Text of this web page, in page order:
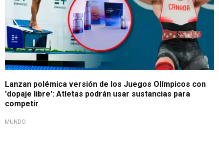
Lanzan polémica versión de los Juegos Olímpicos con
'dopaje libre': Atletas podrán usar sustancias para
competir
MUNDO